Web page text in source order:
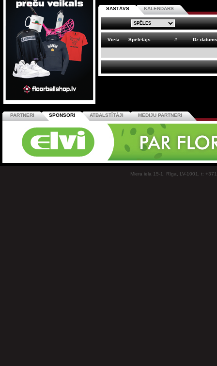
SASTĀVS KALENDĀRS
Vieta Spēlētājs # Dz.datums
PARTNERI SPONSORI ATBALSTĪTĀJI MEDIJU PARTNERI
Miera iela 15-1, Rīga, LV-1001, t: